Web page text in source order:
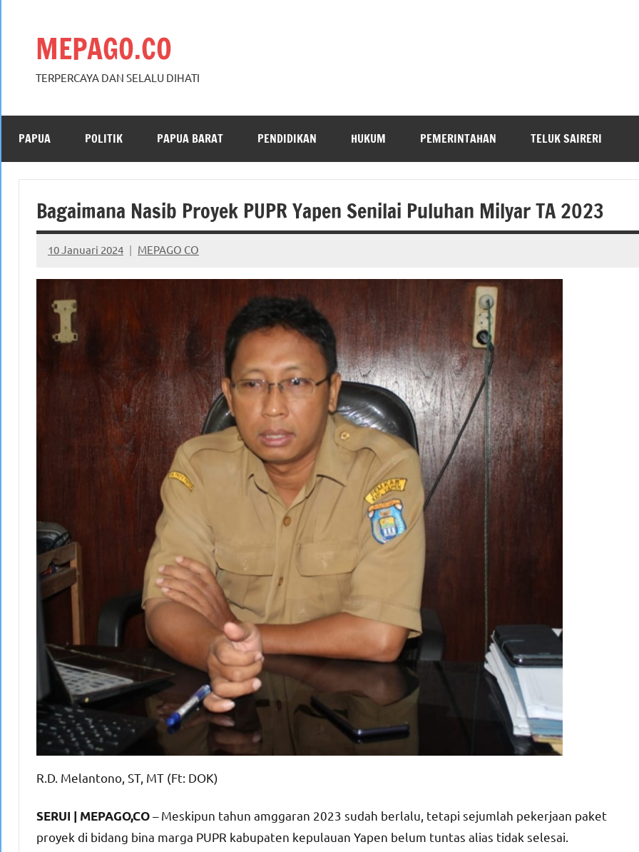
MEPAGO.CO
TERPERCAYA DAN SELALU DIHATI
PAPUA POLITIK PAPUA BARAT PENDIDIKAN HUKUM PEMERINTAHAN TELUK SAIRERI
Bagaimana Nasib Proyek PUPR Yapen Senilai Puluhan Milyar TA 2023
10 Januari 2024 MEPAGO CO
No
comments
R.D. Melantono, ST, MT (Ft: DOK)
SERUI | MEPAGO,CO– Meskipun tahun amggaran 2023 sudah berlalu, tetapi sejumlah pekerjaan paket
proyek di bidang bina marga PUPR kabupaten kepulauan Yapen belum tuntas alias tidak selesai.